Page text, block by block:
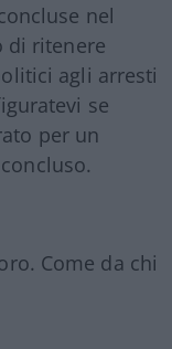
nel
di ritenere
agli arresti
se
per un
Come da chi